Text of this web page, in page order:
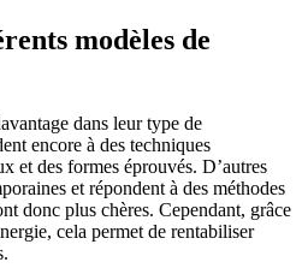
modèles de
dans leur type de
encore à des techniques
et des formes éprouvés. D’autres
et répondent à des méthodes
donc plus chères. Cependant, grâce
cela permet de rentabiliser